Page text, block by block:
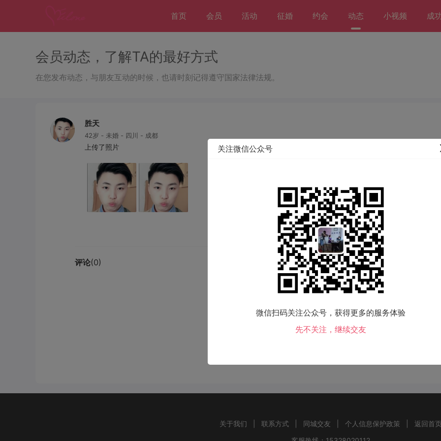
首页 会员 活动 征婚 约会 动态 小视频 成
会员动态，了解TA的最好方式
在您发布动态，与朋友互动的时候，也请时刻记得遵守国家法律法规。
胜天
42岁 - 未婚 - 四川 - 成都
上传了照片
06-16 15:38 0 806
评论(0)
关于我们 联系方式 同城交友 个人信息保护政策
返回首页
关注微信公众号
微信扫码关注公众号，获得更多的服务体验
先不关注，继续交友